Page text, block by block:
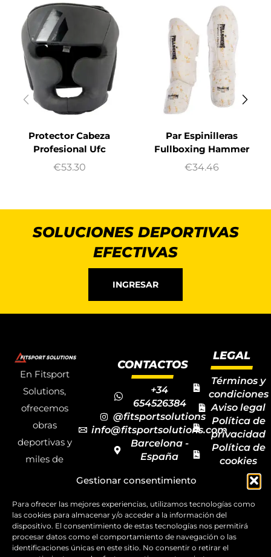
Gestionar consentimiento
Para ofrecer las mejores experiencias, utilizamos tecnologías como
las cookies para almacenar y/o acceder a la información del
dispositivo. El consentimiento de estas tecnologías nos permitirá
procesar datos como el comportamiento de navegación o las
identificaciones únicas en este sitio. No consentir o retirar el
Protector Cabeza
Profesional Ufc
€53.30
Par Espinilleras
Fullboxing Hammer
€34.46
SOLUCIONES DEPORTIVAS
EFECTIVAS
INGRESAR
En Fitsport
Solutions,
ofrecemos
obras
deportivas y
miles de
deportivos
para todas las
disciplinas,
CONTACTOS
+34
654526384
@fitsportsolutions
info@fitsportsolutions.com
Barcelona -
España
de contacto
LEGAL
Términos y
condiciones
Aviso legal
Política de
privacidad
Política de
cookies
Mapa del
sitio